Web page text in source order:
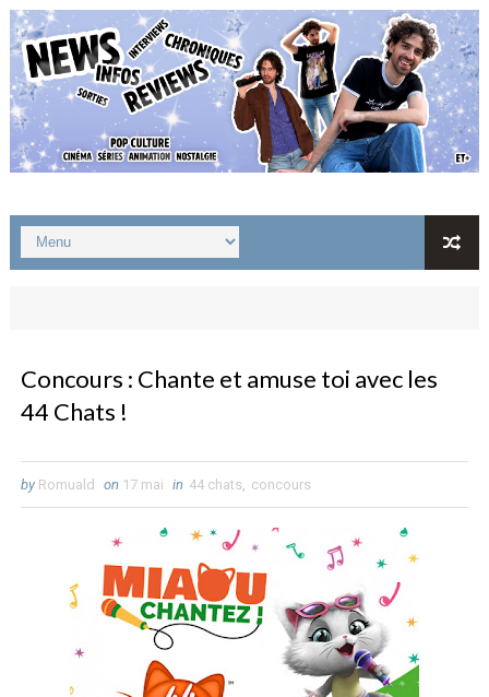
Concours : Chante et amuse toi avec les
44 Chats !
by Romuald on 17 mai in 44 chats, concours